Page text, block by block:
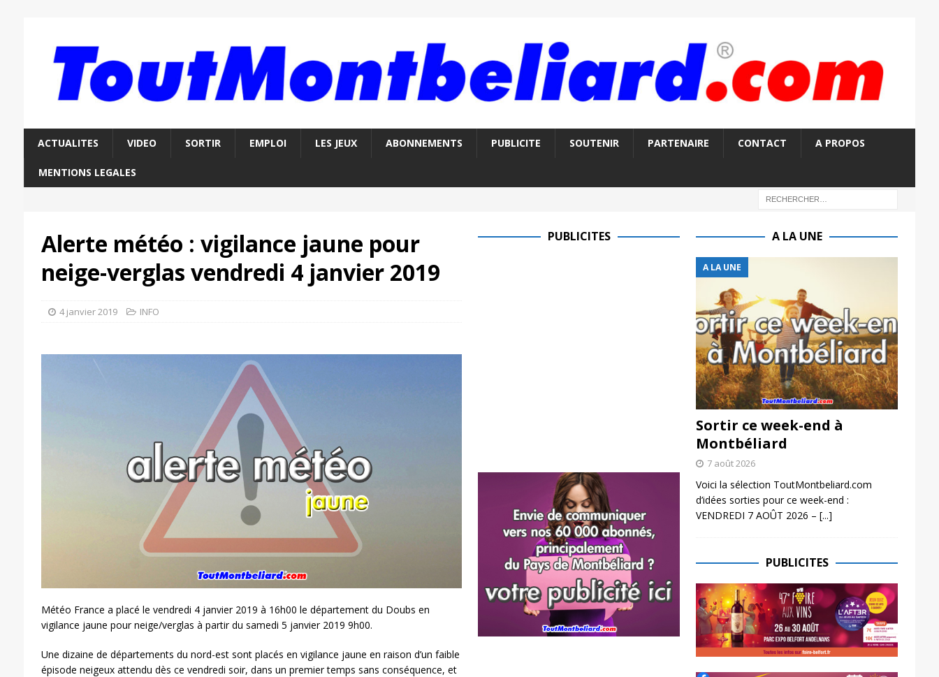
ACTUALITES VIDEO SORTIR EMPLOI LES JEUX ABONNEMENTS PUBLICITE SOUTENIR PARTENAIRE CONTACT A PROPOS
MENTIONS LEGALES
Alerte météo : vigilance jaune pour
neige-verglas vendredi 4 janvier 2019
4 janvier 2019 INFO
Météo France a placé le vendredi 4 janvier 2019 à 16h00 le département du Doubs en
vigilance jaune pour neige/verglas à partir du samedi 5 janvier 2019 9h00.
Une dizaine de départements du nord-est sont placés en vigilance jaune en raison d’un faible
épisode neigeux attendu dès ce vendredi soir, dans un premier temps sans conséquence, et
PUBLICITES A LA UNE
A LA UNE
Sortir ce week-end à
Montbéliard
7 août 2026
Voici la sélection ToutMontbeliard.com
d’idées sorties pour ce week-end :
VENDREDI 7 AOÛT 2026 – [...]
PUBLICITES